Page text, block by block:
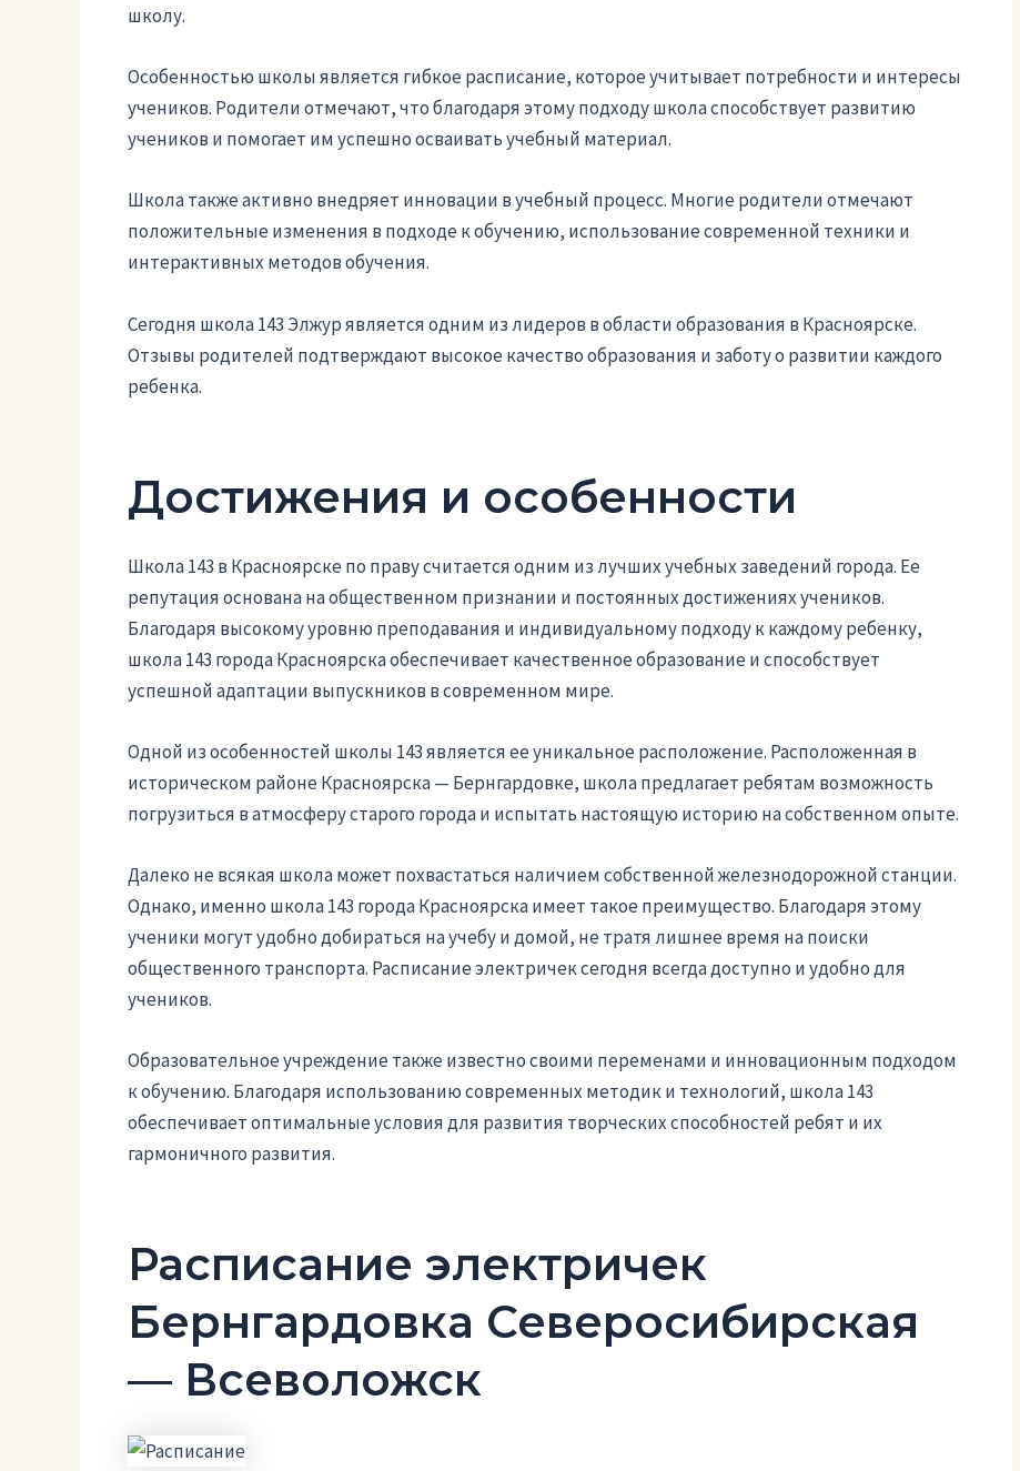
школу.
Особенностью школы является гибкое расписание, которое учитывает потребности и интересы
учеников. Родители отмечают, что благодаря этому подходу школа способствует развитию
учеников и помогает им успешно осваивать учебный материал.
Школа также активно внедряет инновации в учебный процесс. Многие родители отмечают
положительные изменения в подходе к обучению, использование современной техники и
интерактивных методов обучения.
Сегодня школа 143 Элжур является одним из лидеров в области образования в Красноярске.
Отзывы родителей подтверждают высокое качество образования и заботу о развитии каждого
ребенка.
Достижения и особенности
Школа 143 в Красноярске по праву считается одним из лучших учебных заведений города. Ее
репутация основана на общественном признании и постоянных достижениях учеников.
Благодаря высокому уровню преподавания и индивидуальному подходу к каждому ребенку,
школа 143 города Красноярска обеспечивает качественное образование и способствует
успешной адаптации выпускников в современном мире.
Одной из особенностей школы 143 является ее уникальное расположение. Расположенная в
историческом районе Красноярска — Бернгардовке, школа предлагает ребятам возможность
погрузиться в атмосферу старого города и испытать настоящую историю на собственном опыте.
Далеко не всякая школа может похвастаться наличием собственной железнодорожной станции.
Однако, именно школа 143 города Красноярска имеет такое преимущество. Благодаря этому
ученики могут удобно добираться на учебу и домой, не тратя лишнее время на поиски
общественного транспорта. Расписание электричек сегодня всегда доступно и удобно для
учеников.
Образовательное учреждение также известно своими переменами и инновационным подходом
к обучению. Благодаря использованию современных методик и технологий, школа 143
обеспечивает оптимальные условия для развития творческих способностей ребят и их
гармоничного развития.
Расписание электричек
Бернгардовка Северосибирская
— Всеволожск